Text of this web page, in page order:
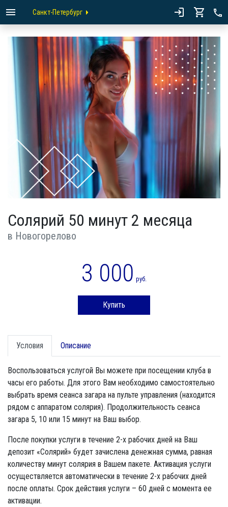
Санкт-Петербург
Солярий 50 минут 2 месяца
в Новогорелово
3 000 руб.
Купить
Условия Описание
Воспользоваться услугой Вы можете при посещении клуба в
часы его работы. Для этого Вам необходимо самостоятельно
выбрать время сеанса загара на пульте управления (находится
рядом с аппаратом солярия). Продолжительность сеанса
загара 5, 10 или 15 минут на Ваш выбор.
После покупки услуги в течение 2-х рабочих дней на Ваш
депозит «Солярий» будет зачислена денежная сумма, равная
количеству минут солярия в Вашем пакете. Активация услуги
осуществляется автоматически в течение 2-х рабочих дней
после оплаты. Срок действия услуги – 60 дней с момента ее
активации.